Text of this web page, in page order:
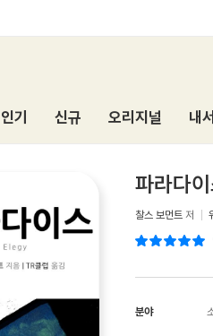
인기 신규 오리지널 내
파라다
찰스 보먼트 저
분야